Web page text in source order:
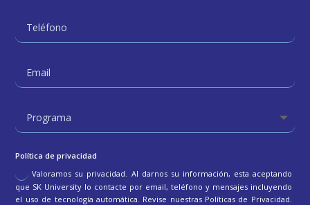
Política de privacidad
Valoramos su privacidad. Al darnos su información, esta aceptando
que SK University lo contacte por email, teléfono y mensajes incluyendo
el uso de tecnología automática. Revise nuestras Políticas de Privacidad.